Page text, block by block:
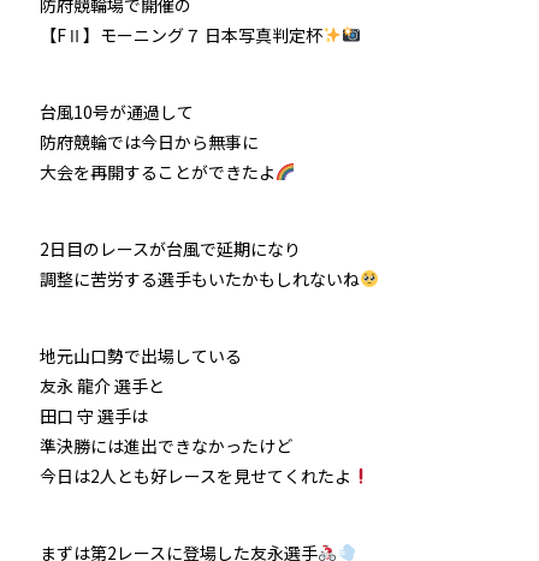
防府競輪場で開催の
【FⅡ】モーニング７ 日本写真判定杯
台風10号が通過して
防府競輪では今日から無事に
大会を再開することができたよ
2日目のレースが台風で延期になり
調整に苦労する選手もいたかもしれないね
地元山口勢で出場している
友永 龍介 選手と
田口 守 選手は
準決勝には進出できなかったけど
今日は2人とも好レースを見せてくれたよ
まずは第2レースに登場した友永選手